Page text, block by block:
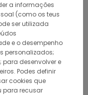
a informações
(como os teus
ser utilizada
e o desempenho
personalizados;
desenvolver e
Podes definir
cookies que
para recusar